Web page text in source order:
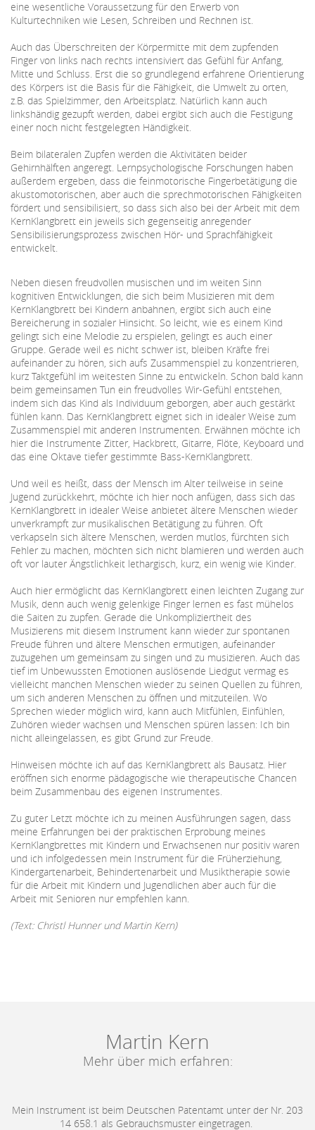
eine wesentliche Voraussetzung für den Erwerb von
Kulturtechniken wie Lesen, Schreiben und Rechnen ist.
Auch das Überschreiten der Körpermitte mit dem zupfenden
Finger von links nach rechts intensiviert das Gefühl für Anfang,
Mitte und Schluss. Erst die so grundlegend erfahrene Orientierung
des Körpers ist die Basis für die Fähigkeit, die Umwelt zu orten,
z.B. das Spielzimmer, den Arbeitsplatz. Natürlich kann auch
linkshändig gezupft werden, dabei ergibt sich auch die Festigung
einer noch nicht festgelegten Händigkeit.
Beim bilateralen Zupfen werden die Aktivitäten beider
Gehirnhälften angeregt. Lernpsychologische Forschungen haben
außerdem ergeben, dass die feinmotorische Fingerbetätigung die
akustomotorischen, aber auch die sprechmotorischen Fähigkeiten
fördert und sensibilisiert, so dass sich also bei der Arbeit mit dem
KernKlangbrett ein jeweils sich gegenseitig anregender
Sensibilisierungsprozess zwischen Hör- und Sprachfähigkeit
entwickelt.
Neben diesen freudvollen musischen und im weiten Sinn
kognitiven Entwicklungen, die sich beim Musizieren mit dem
KernKlangbrett bei Kindern anbahnen, ergibt sich auch eine
Bereicherung in sozialer Hinsicht. So leicht, wie es einem Kind
gelingt sich eine Melodie zu erspielen, gelingt es auch einer
Gruppe. Gerade weil es nicht schwer ist, bleiben Kräfte frei
aufeinander zu hören, sich aufs Zusammenspiel zu konzentrieren,
kurz Taktgefühl im weitesten Sinne zu entwickeln. Schon bald kann
beim gemeinsamen Tun ein freudvolles Wir-Gefühl entstehen,
indem sich das Kind als Individuum geborgen, aber auch gestärkt
fühlen kann. Das KernKlangbrett eignet sich in idealer Weise zum
Zusammenspiel mit anderen Instrumenten. Erwähnen möchte ich
hier die Instrumente Zitter, Hackbrett, Gitarre, Flöte, Keyboard und
das eine Oktave tiefer gestimmte Bass-KernKlangbrett.
Und weil es heißt, dass der Mensch im Alter teilweise in seine
Jugend zurückkehrt, möchte ich hier noch anfügen, dass sich das
KernKlangbrett in idealer Weise anbietet ältere Menschen wieder
unverkrampft zur musikalischen Betätigung zu führen. Oft
verkapseln sich ältere Menschen, werden mutlos, fürchten sich
Fehler zu machen, möchten sich nicht blamieren und werden auch
oft vor lauter Ängstlichkeit lethargisch, kurz, ein wenig wie Kinder.
Auch hier ermöglicht das KernKlangbrett einen leichten Zugang zur
Musik, denn auch wenig gelenkige Finger lernen es fast mühelos
die Saiten zu zupfen. Gerade die Unkompliziertheit des
Musizierens mit diesem Instrument kann wieder zur spontanen
Freude führen und ältere Menschen ermutigen, aufeinander
zuzugehen um gemeinsam zu singen und zu musizieren. Auch das
tief im Unbewussten Emotionen auslösende Liedgut vermag es
vielleicht manchen Menschen wieder zu seinen Quellen zu führen,
um sich anderen Menschen zu öffnen und mitzuteilen. Wo
Sprechen wieder möglich wird, kann auch Mitfühlen, Einfühlen,
Zuhören wieder wachsen und Menschen spüren lassen: Ich bin
nicht alleingelassen, es gibt Grund zur Freude.
Hinweisen möchte ich auf das KernKlangbrett als Bausatz. Hier
eröffnen sich enorme pädagogische wie therapeutische Chancen
beim Zusammenbau des eigenen Instrumentes.
Zu guter Letzt möchte ich zu meinen Ausführungen sagen, dass
meine Erfahrungen bei der praktischen Erprobung meines
KernKlangbrettes mit Kindern und Erwachsenen nur positiv waren
und ich infolgedessen mein Instrument für die Früherziehung,
Kindergartenarbeit, Behindertenarbeit und Musiktherapie sowie
für die Arbeit mit Kindern und Jugendlichen aber auch für die
Arbeit mit Senioren nur empfehlen kann.
(Text: Christl Hunner und Martin Kern)
Martin Kern
Mehr über mich erfahren:
Mein Instrument ist beim Deutschen Patentamt unter der Nr. 203
14 658.1 als Gebrauchsmuster eingetragen.